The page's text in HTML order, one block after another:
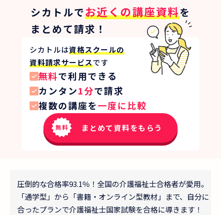
シカトルでお近くの講座資料を
まとめて請求！
シカトルは資格スクールの
資料請求サービスです
無料で利用できる
カンタン1分で請求
複数の講座を一度に比較
まとめて資料をもらう
圧倒的な合格率93.1％！全国の介護福祉士合格者が愛用。
「通学型」から「書籍・オンライン型教材」まで、自分に
合ったプランで介護福祉士国家試験を合格に導きます！